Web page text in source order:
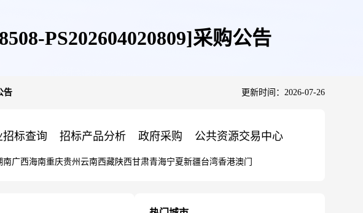
PS202604020809]采购公告
告 更新时间：2026-07-26
招标查询 招标产品分析 政府采购 公共资源交易中心
南广西海南重庆贵州 云南西藏陕西甘肃青海宁夏新疆台湾香港澳门